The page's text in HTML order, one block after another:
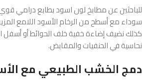
للباحثين عن مطابخ لون اسود بطابع درامي
سوداء مع أسطح من الرخام الأسود اللامع
كذلك نضيف إضاءة خفية خلف الحوائط أو أسفل
نحاسية في الحنفيات والمقابض.
دمج الخشب الطبيعي مع